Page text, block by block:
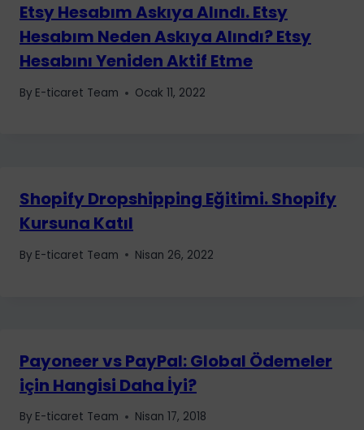
Etsy Hesabım Askıya Alındı. Etsy
Hesabım Neden Askıya Alındı? Etsy
Hesabını Yeniden Aktif Etme
By E-ticaret Team Ocak 11, 2022
Shopify Dropshipping Eğitimi. Shopify
Kursuna Katıl
By E-ticaret Team Nisan 26, 2022
Payoneer vs PayPal: Global Ödemeler
için Hangisi Daha İyi?
By E-ticaret Team Nisan 17, 2018